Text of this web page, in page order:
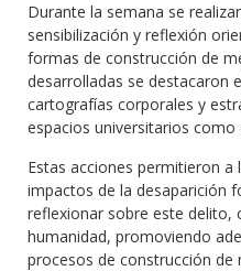
Durante la semana se
sensibilización y reflexión
formas de construcción de
desarrolladas se destacaron
cartografías corporales y
espacios universitarios
Estas acciones permitieron
impactos de la desaparición
reflexionar sobre este delito,
humanidad, promoviendo
procesos de construcción de